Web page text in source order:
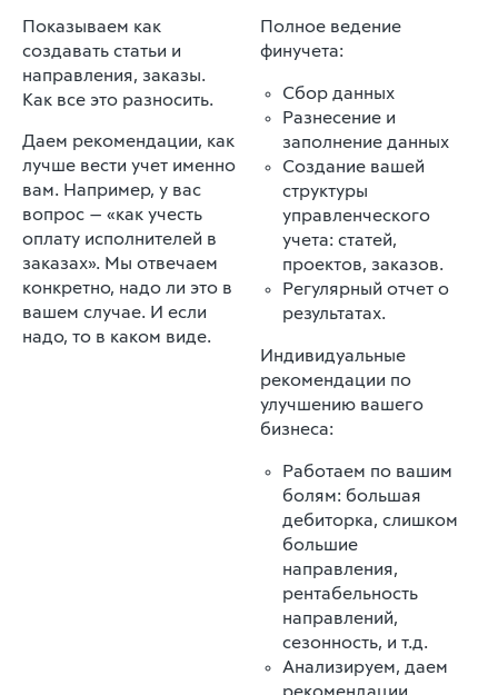
Показываем как
создавать статьи и
направления, заказы.
Как все это разносить.
Даем рекомендации, как
лучше вести учет именно
вам. Например, у вас
вопрос — «как учесть
оплату исполнителей в
заказах». Мы отвечаем
конкретно, надо ли это в
вашем случае. И если
надо, то в каком виде.
Полное ведение
финучета:
Сбор данных
Разнесение и
заполнение данных
Создание вашей
структуры
управленческого
учета: статей,
проектов, заказов.
Регулярный отчет о
результатах.
Индивидуальные
рекомендации по
улучшению вашего
бизнеса:
Работаем по вашим
болям: большая
дебиторка, слишком
большие
направления,
рентабельность
направлений,
сезонность, и т.д.
Анализируем, даем